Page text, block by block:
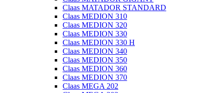
Claas MATADOR STANDARD
Claas MEDION 310
Claas MEDION 320
Claas MEDION 330
Claas MEDION 330 H
Claas MEDION 340
Claas MEDION 350
Claas MEDION 360
Claas MEDION 370
Claas MEGA 202